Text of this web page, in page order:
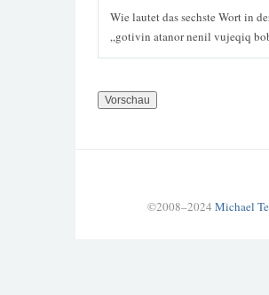
Wie lautet das sechste Wort in
„gotivin atanor nenil vujeqiq
©2008–2024 Michael